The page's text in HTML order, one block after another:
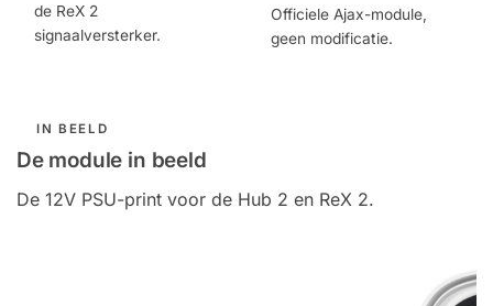
de ReX 2
signaalversterker.
Officiele Ajax-module,
geen modificatie.
IN BEELD
De module in beeld
De 12V PSU-print voor de Hub 2 en ReX 2.